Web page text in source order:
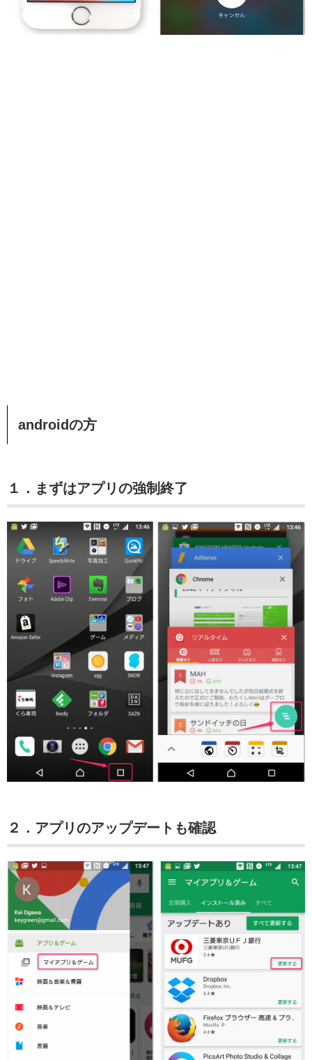
androidの方
１．まずはアプリの強制終了
２．アプリのアップデートも確認